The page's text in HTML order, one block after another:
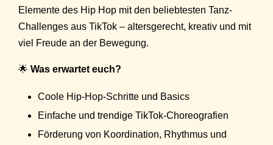
Elemente des Hip Hop mit den beliebtesten Tanz-
Challenges aus TikTok – altersgerecht, kreativ und mit
viel Freude an der Bewegung.
🌟 Was erwartet euch?
Coole Hip-Hop-Schritte und Basics
Einfache und trendige TikTok-Choreografien
Förderung von Koordination, Rhythmus und